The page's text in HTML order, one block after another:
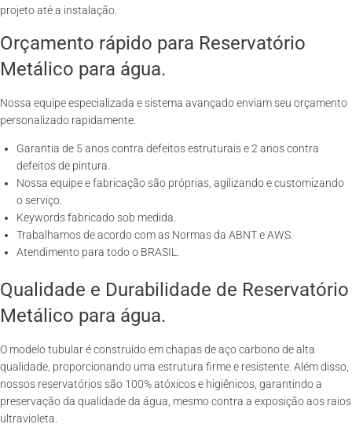
projeto até a instalação.
Orçamento rápido para Reservatório
Metálico para água.
Nossa equipe especializada e sistema avançado enviam seu orçamento
personalizado rapidamente.
Garantia de 5 anos contra defeitos estruturais e 2 anos contra
defeitos de pintura.
Nossa equipe e fabricação são próprias, agilizando e customizando
o serviço.
Keywords fabricado sob medida.
Trabalhamos de acordo com as Normas da ABNT e AWS.
Atendimento para todo o BRASIL.
Qualidade e Durabilidade de Reservatório
Metálico para água.
O modelo tubular é construído em chapas de aço carbono de alta
qualidade, proporcionando uma estrutura firme e resistente. Além disso,
nossos reservatórios são 100% atóxicos e higiênicos, garantindo a
preservação da qualidade da água, mesmo contra a exposição aos raios
ultravioleta.